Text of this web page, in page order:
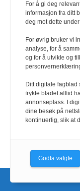
Ville ha tilsvart verdens
denne må du ha
også egne
Redaksjonen
Nettsidene
For å gi deg
informasjon fra ditt
deg mot dette
For øvrig bruker vi
analyse, for å
og for å utvikle og
Ditt digitale
trykte bladet alltid
annonseplass. I
dine besøk på
kontinuerlig, slik at
Godta valgte